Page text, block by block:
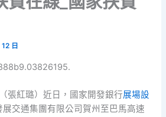
日
張紅璐）近日，國家開發銀行展場設
交通集團有限公司賀州至巴馬高速